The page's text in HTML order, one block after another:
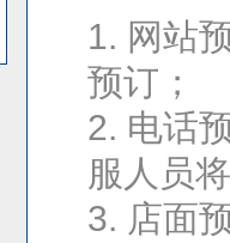
1. 网站
预订；
2. 电话
服人员
3. 店面